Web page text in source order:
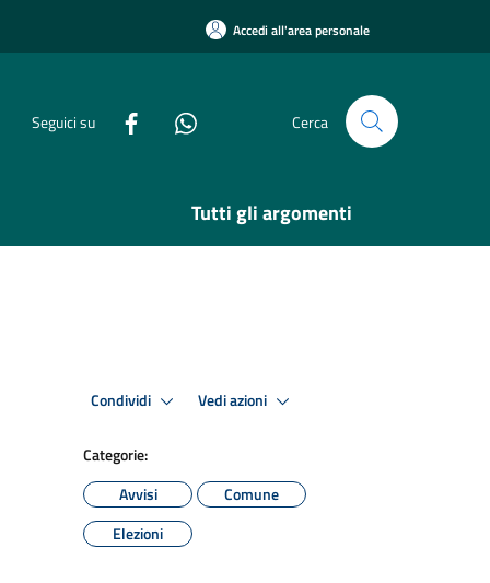
Accedi all'area personale
Seguici su Cerca
Tutti gli argomenti
Condividi Vedi azioni
Categorie:
Avvisi
Comune
Elezioni